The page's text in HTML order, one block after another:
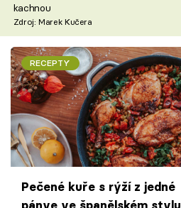
kachnou
Zdroj: Marek Kučera
RECEPTY
Pečené kuře s rýží z jedné
pánve ve španělském stylu